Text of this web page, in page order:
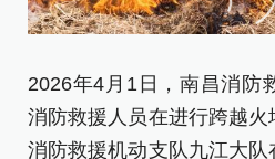
2026年4月1日，南昌消防
消防救援人员在进行跨越
消防救援机动支队九江大